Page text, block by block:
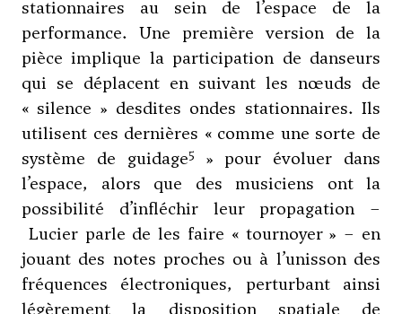
stationnaires au sein de l’espace de la
performance. Une première version de la
pièce implique la participation de danseurs
qui se déplacent en suivant les nœuds de
« silence » desdites ondes stationnaires. Ils
utilisent ces dernières « comme une sorte de
système de guidage5
» pour évoluer dans
l’espace, alors que des musiciens ont la
possibilité d’infléchir leur propagation –
Lucier parle de les faire « tournoyer » – en
jouant des notes proches ou à l’unisson des
fréquences électroniques, perturbant ainsi
légèrement la disposition spatiale de